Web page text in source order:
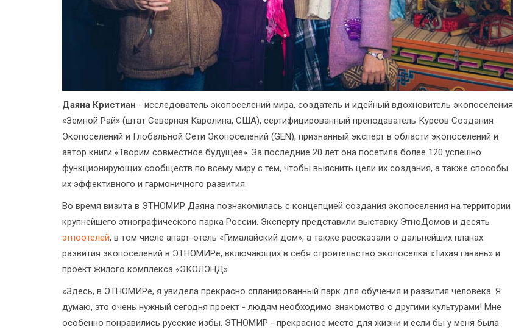
Даяна Кристиан - исследователь экопоселений мира, создатель и идейный вдохновитель экопоселения
«Земной Рай» (штат Северная Каролина, США), сертифицированный преподаватель Курсов Создания
Экопоселений и Глобальной Сети Экопоселений (GEN), признанный эксперт в области экопоселений и
автор книги «Творим совместное будущее». За последние 20 лет она посетила более 120 успешно
функционирующих сообществ по всему миру с тем, чтобы выяснить цели их создания, а также способы
их эффективного и гармоничного развития.
Во время визита в ЭТНОМИР Даяна познакомилась с концепцией создания экопоселения на территории
крупнейшего этнографического парка России. Эксперту представили выставку ЭтноДомов и десять
этноотелей, в том числе апарт-отель «Гималайский дом», а также рассказали о дальнейших планах
развития экопоселений в ЭТНОМИРе, включающих в себя строительство экопоселка «Тихая гавань» и
проект жилого комплекса «ЭКОЛЭНД».
«Здесь, в ЭТНОМИРе, я увидела прекрасно спланированный парк для обучения и развития человека. Я
думаю, это очень нужный сегодня проект - людям необходимо знакомство с другими культурами! Мне
особенно понравились русские избы. ЭТНОМИР - прекрасное место для жизни и если бы у меня была